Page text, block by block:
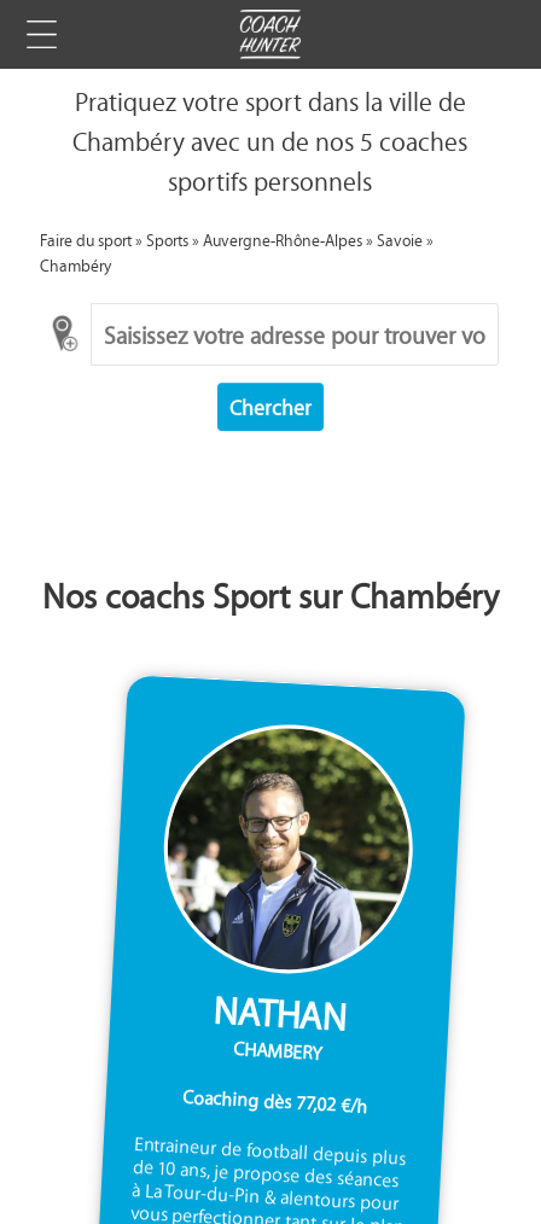
Pratiquez votre sport dans la ville de
Chambéry avec un de nos 5 coaches
sportifs personnels
Faire du sport»Sports»Auvergne-Rhône-Alpes»Savoie»
Chambéry
Chercher
Nos coachs Sport sur Chambéry
NATHAN
CHAMBERY
Coaching dès 77,02 €/h
Entraineur de football depuis plus
de 10 ans, je propose des séances
à La Tour-du-Pin & alentours pour
vous perfectionner tant sur le plan
technique que physique ou
mental. Tout en faisant le lien avec
la réalité du terrain et votre projet
de jeu. J'interviens à la fois sur les
joueurs de champs, les gardiens